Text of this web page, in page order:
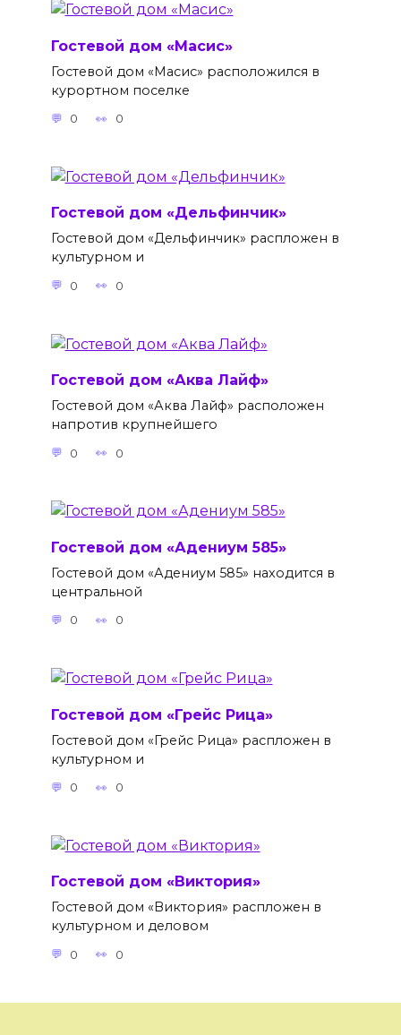
Гостевой дом «Масис»
Гостевой дом «Масис» расположился в
курортном поселке
0 0
Гостевой дом «Дельфинчик»
Гостевой дом «Дельфинчик» распложен в
культурном и
0 0
Гостевой дом «Аква Лайф»
Гостевой дом «Аква Лайф» расположен
напротив крупнейшего
0 0
Гостевой дом «Адениум 585»
Гостевой дом «Адениум 585» находится в
центральной
0 0
Гостевой дом «Грейс Рица»
Гостевой дом «Грейс Рица» распложен в
культурном и
0 0
Гостевой дом «Виктория»
Гостевой дом «Виктория» распложен в
культурном и деловом
0 0